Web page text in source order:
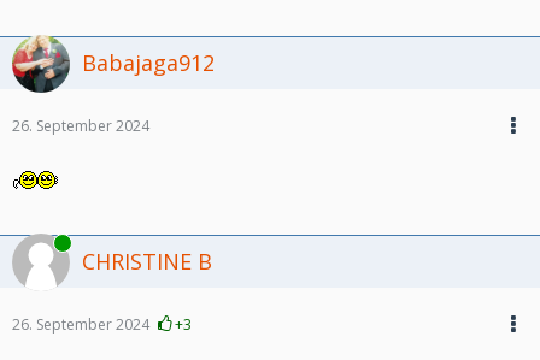
Babajaga912
26. September 2024
Online
CHRISTINE B
26. September 2024 +3